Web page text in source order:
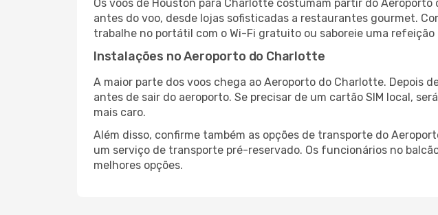
Os voos de Houston para Charlotte costumam partir do
antes do voo, desde lojas sofisticadas a restaurantes gourmet.
trabalhe no portátil com o Wi-Fi gratuito ou saboreie uma
Instalações no Aeroporto do Charlotte
A maior parte dos voos chega ao Aeroporto do Charlotte. Depois
antes de sair do aeroporto. Se precisar de um cartão SIM local,
mais caro.
Além disso, confirme também as opções de transporte do
um serviço de transporte pré-reservado. Os funcionários no
melhores opções.